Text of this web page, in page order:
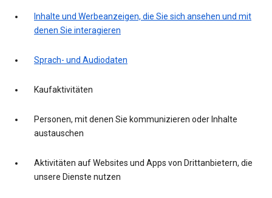
Inhalte und Werbeanzeigen, die Sie sich ansehen und mit
denen Sie interagieren
Sprach- und Audiodaten
Kaufaktivitäten
Personen, mit denen Sie kommunizieren oder Inhalte
austauschen
Aktivitäten auf Websites und Apps von Drittanbietern, die
unsere Dienste nutzen